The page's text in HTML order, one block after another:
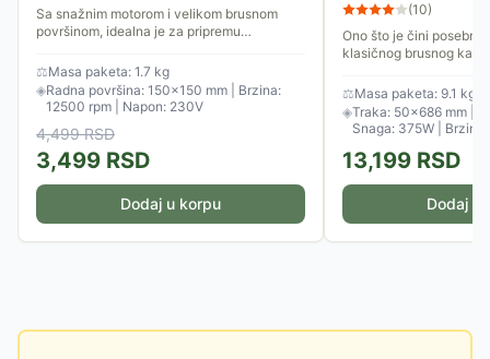
Sa snažnim motorom i velikom brusnom
površinom, idealna je za pripremu
farbanje ili lakiranje,...
⚖Masa paketa: 1.7 kg
◈Radna površina: 150×150 mm | Brzina:
12500 rpm | Napon: 230V
4,499RSD
3,499 RSD
Dodaj u korpu
(10)
Ono što je čini
klasičnog brusnog
vratu i uveličavajuće
⚖Masa paketa: 9.1 kg
◈Traka: 50×686 mm |
Snaga: 375W |
13,199 RSD
Dodaj u